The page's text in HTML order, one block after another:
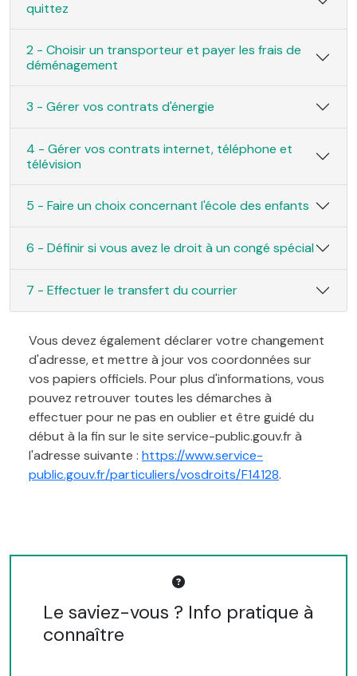
quittez
2 - Choisir un transporteur et payer les frais de
déménagement
3 - Gérer vos contrats d'énergie
4 - Gérer vos contrats internet, téléphone et
télévision
5 - Faire un choix concernant l'école des enfants
6 - Définir si vous avez le droit à un congé spécial
7 - Effectuer le transfert du courrier
Vous devez également déclarer votre changement
d'adresse, et mettre à jour vos coordonnées sur
vos papiers officiels. Pour plus d'informations, vous
pouvez retrouver toutes les démarches à
effectuer pour ne pas en oublier et être guidé du
début à la fin sur le site service-public.gouv.fr à
l'adresse suivante : https://www.service-
public.gouv.fr/particuliers/vosdroits/F14128.
Le saviez-vous ? Info pratique à
connaître